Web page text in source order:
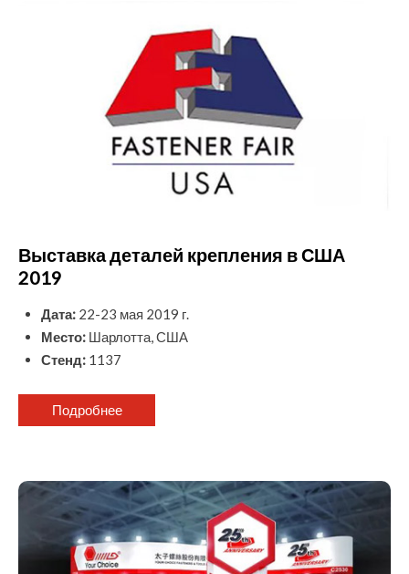
Выставка деталей крепления в США
2019
Дата: 22-23 мая 2019 г.
Место: Шарлотта, США
Стенд: 1137
Подробнее